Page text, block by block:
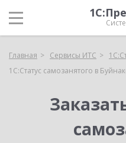
Главная Сервисы ИТС
1С:Статус самозанятого в